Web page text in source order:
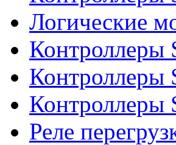
Логические
Контроллеры
Контроллеры
Контроллеры
Реле